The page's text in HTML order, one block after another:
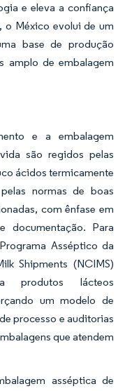
e eleva a confiança
o México evolui de um
base de produção
amplo de embalagem
e a embalagem
são regidos pelas
ácidos termicamente
normas de boas
com ênfase em
documentação. Para
Asséptico da
Shipments (NCIMS)
produtos lácteos
um modelo de
processo e auditorias
que atendem
asséptica de